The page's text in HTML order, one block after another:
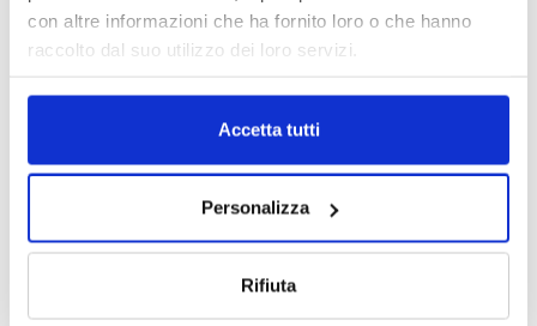
con altre informazioni che ha fornito loro o che hanno
raccolto dal suo utilizzo dei loro servizi.
Accetta tutti
Personalizza
Rifiuta
DALLE AZIENDENotizie sponsorizzate
Prima Assicurazioni: grande
partecipazione alla Convention degli
1 Luglio 2026